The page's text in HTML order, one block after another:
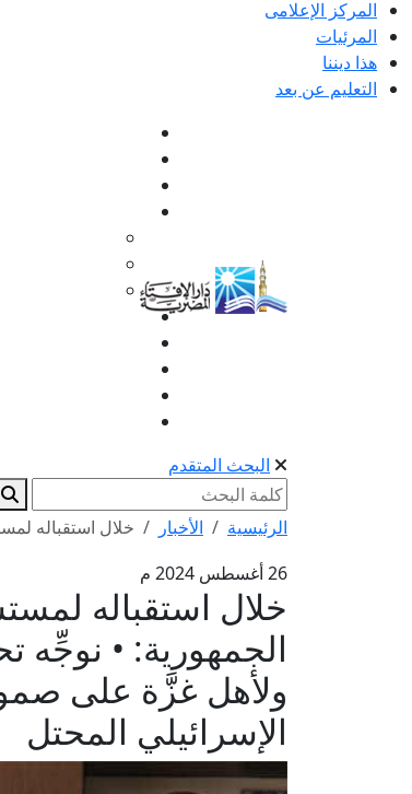
المركز الإعلامى
المرئيات
هذا ديننا
التعليم عن بعد
البحث المتقدم
الرئيسية الأخبار
خلال استقباله
26 أغسطس 2024 م
خلال استقباله
الجمهورية: • نوجِّه
ولأهل غزَّة على
الإسرائيلي المحتل